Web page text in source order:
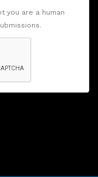
you are a human